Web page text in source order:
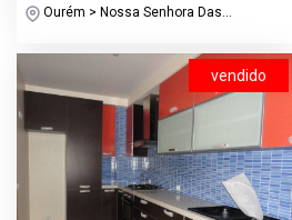
Ourém > Nossa Senhora Das...
vendido